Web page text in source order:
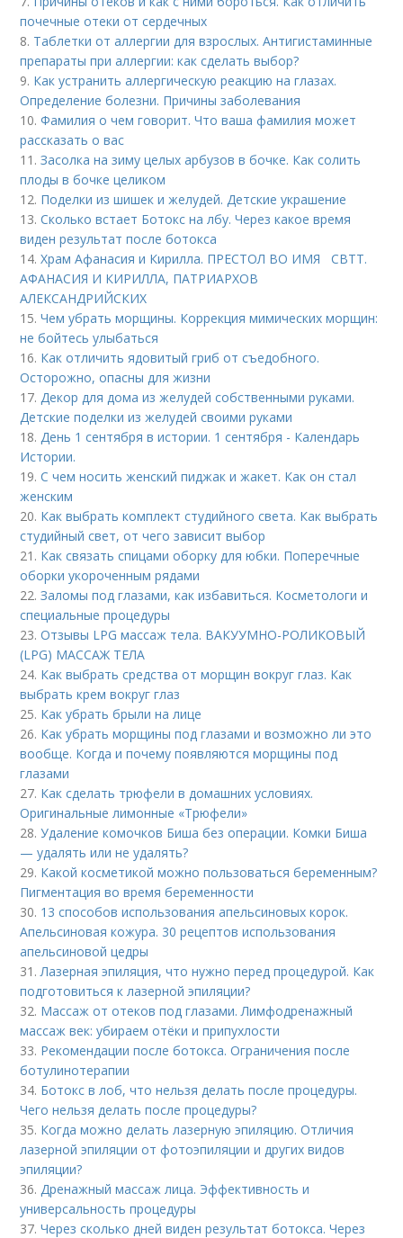
почечные отеки от сердечных
8. Таблетки от аллергии для взрослых. Антигистаминные
препараты при аллергии: как сделать выбор?
9. Как устранить аллергическую реакцию на глазах.
Определение болезни. Причины заболевания
10.Фамилия о чем говорит. Что ваша фамилия может
рассказать о вас
11.Засолка на зиму целых арбузов в бочке. Как солить
плоды в бочке целиком
12. Поделки из шишек и желудей. Детские украшение
13.Сколько встает Ботокс на лбу. Через какое время
виден результат после ботокса
14.Храм Афанасия и Кирилла. ПРЕСТОЛ ВО ИМЯ СВТТ.
АФАНАСИЯ И КИРИЛЛА, ПАТРИАРХОВ
АЛЕКСАНДРИЙСКИХ
15.Чем убрать морщины. Коррекция мимических морщин:
не бойтесь улыбаться
16. Как отличить ядовитый гриб от съедобного.
Осторожно, опасны для жизни
17. Декор для дома из желудей собственными руками.
Детские поделки из желудей своими руками
18. День 1 сентября в истории. 1 сентября - Календарь
Истории.
19.С чем носить женский пиджак и жакет. Как он стал
женским
20. Как выбрать комплект студийного света. Как выбрать
студийный свет, от чего зависит выбор
21. Как связать спицами оборку для юбки. Поперечные
оборки укороченным рядами
22.Заломы под глазами, как избавиться. Косметологи и
специальные процедуры
23.Отзывы LPG массаж тела. ВАКУУМНО-РОЛИКОВЫЙ
(LPG) МАССАЖ ТЕЛА
24. Как выбрать средства от морщин вокруг глаз. Как
выбрать крем вокруг глаз
25. Как убрать брыли на лице
26. Как убрать морщины под глазами и возможно ли это
вообще. Когда и почему появляются морщины под
глазами
27. Как сделать трюфели в домашних условиях.
Оригинальные лимонные «Трюфели»
28.Удаление комочков Биша без операции. Комки Биша
— удалять или не удалять?
29. Какой косметикой можно пользоваться беременным?
Пигментация во время беременности
30. 13 способов использования апельсиновых корок.
Апельсиновая кожура. 30 рецептов использования
апельсиновой цедры
31. Лазерная эпиляция, что нужно перед процедурой. Как
подготовиться к лазерной эпиляции?
32. Массаж от отеков под глазами. Лимфодренажный
массаж век: убираем отёки и припухлости
33. Рекомендации после ботокса. Ограничения после
ботулинотерапии
34. Ботокс в лоб, что нельзя делать после процедуры.
Чего нельзя делать после процедуры?
35. Когда можно делать лазерную эпиляцию. Отличия
лазерной эпиляции от фотоэпиляции и других видов
эпиляции?
36. Дренажный массаж лица. Эффективность и
универсальность процедуры
37.Через сколько дней виден результат ботокса. Через